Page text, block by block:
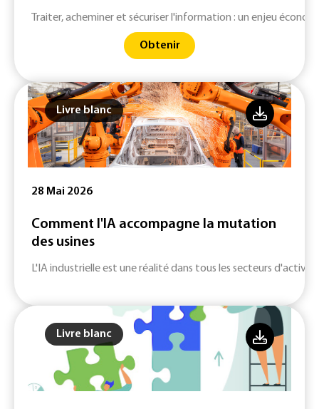
Traiter, acheminer et sécuriser l'information : un enjeu
Obtenir
Livre blanc
28 Mai 2026
Comment l'IA accompagne la mutation
des usines
L'IA industrielle est une réalité dans tous les secteurs
Livre blanc